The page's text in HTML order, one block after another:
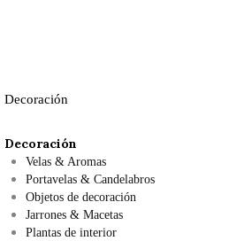
Decoración
Decoración
Velas & Aromas
Portavelas & Candelabros
Objetos de decoración
Jarrones & Macetas
Plantas de interior